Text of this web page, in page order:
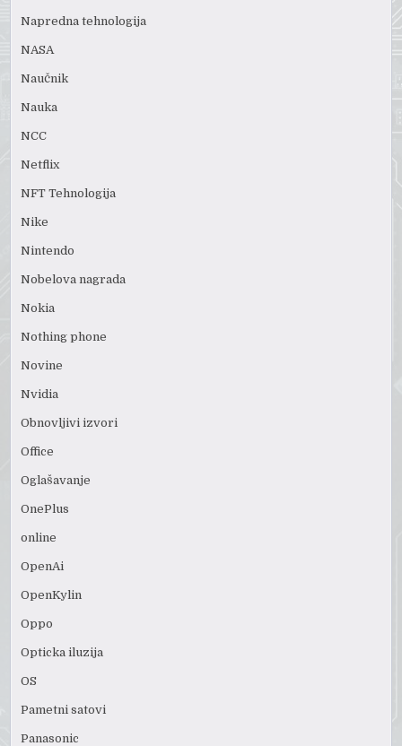
Napredna tehnologija
NASA
Naučnik
Nauka
NCC
Netflix
NFT Tehnologija
Nike
Nintendo
Nobelova nagrada
Nokia
Nothing phone
Novine
Nvidia
Obnovljivi izvori
Office
Oglašavanje
OnePlus
online
OpenAi
OpenKylin
Oppo
Opticka iluzija
OS
Pametni satovi
Panasonic